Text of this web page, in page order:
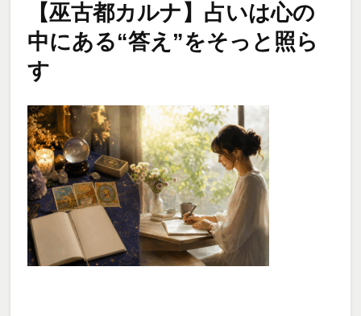
【巫古都カルナ】占いは心の
中にある“答え”をそっと照ら
す